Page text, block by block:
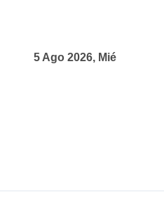
5 Ago 2026, Mié